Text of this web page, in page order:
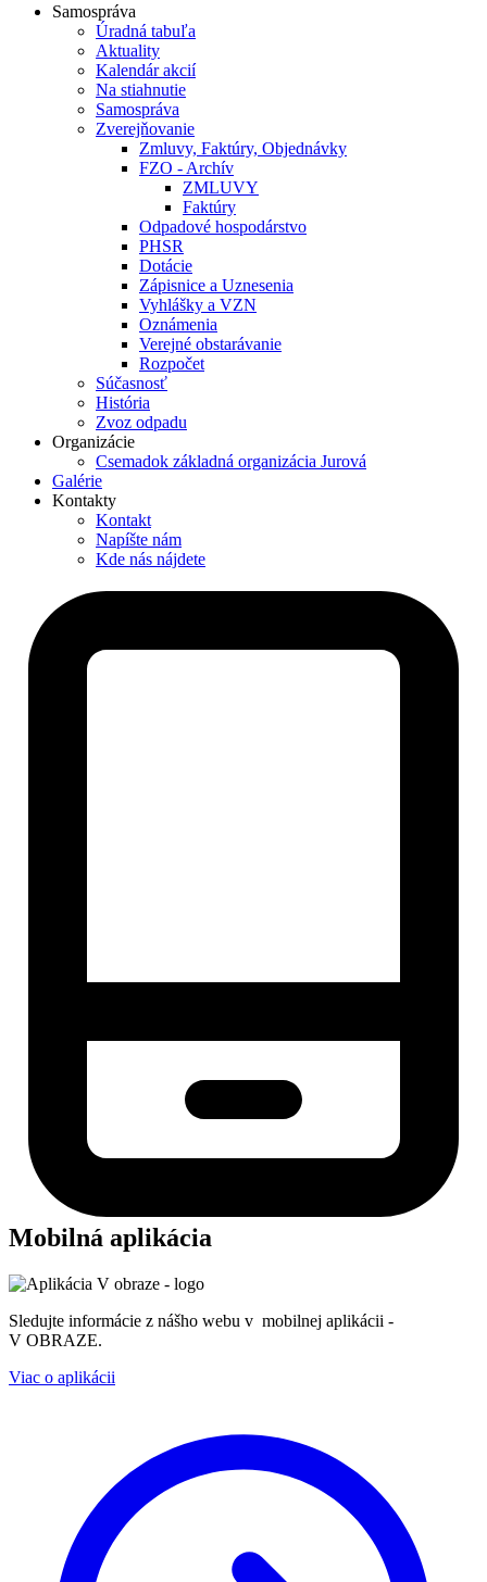
Samospráva
Úradná tabuľa
Aktuality
Kalendár akcií
Na stiahnutie
Samospráva
Zverejňovanie
Zmluvy, Faktúry, Objednávky
FZO - Archív
ZMLUVY
Faktúry
Odpadové hospodárstvo
PHSR
Dotácie
Zápisnice a Uznesenia
Vyhlášky a VZN
Oznámenia
Verejné obstarávanie
Rozpočet
Súčasnosť
História
Zvoz odpadu
Organizácie
Csemadok základná organizácia Jurová
Galérie
Kontakty
Kontakt
Napíšte nám
Kde nás nájdete
Mobilná aplikácia
Sledujte informácie z nášho webu v mobilnej aplikácii -
V OBRAZE.
Viac o aplikácii